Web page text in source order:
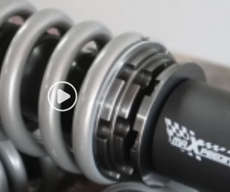
de su automóvil.
utilizar para la conducción diaria.
interesar.
y cumplir con la normativa local aplicable sobre modificaciones